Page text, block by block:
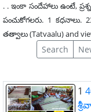
. . ఇంకా సందేహాలు ఉంటే,
పంచుకోగలరు. 1 కధనాలు.
తత్వాలు (Tatvaalu) and
Search
1